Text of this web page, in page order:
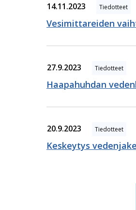
14.11.2023 Tiedotteet
Vesimittareiden
27.9.2023 Tiedotteet
Haapahuhdan
20.9.2023 Tiedotteet
Keskeytys